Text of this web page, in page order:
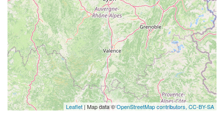
Leaflet | Map data ©OpenStreetMap contributors, CC-BY-SA